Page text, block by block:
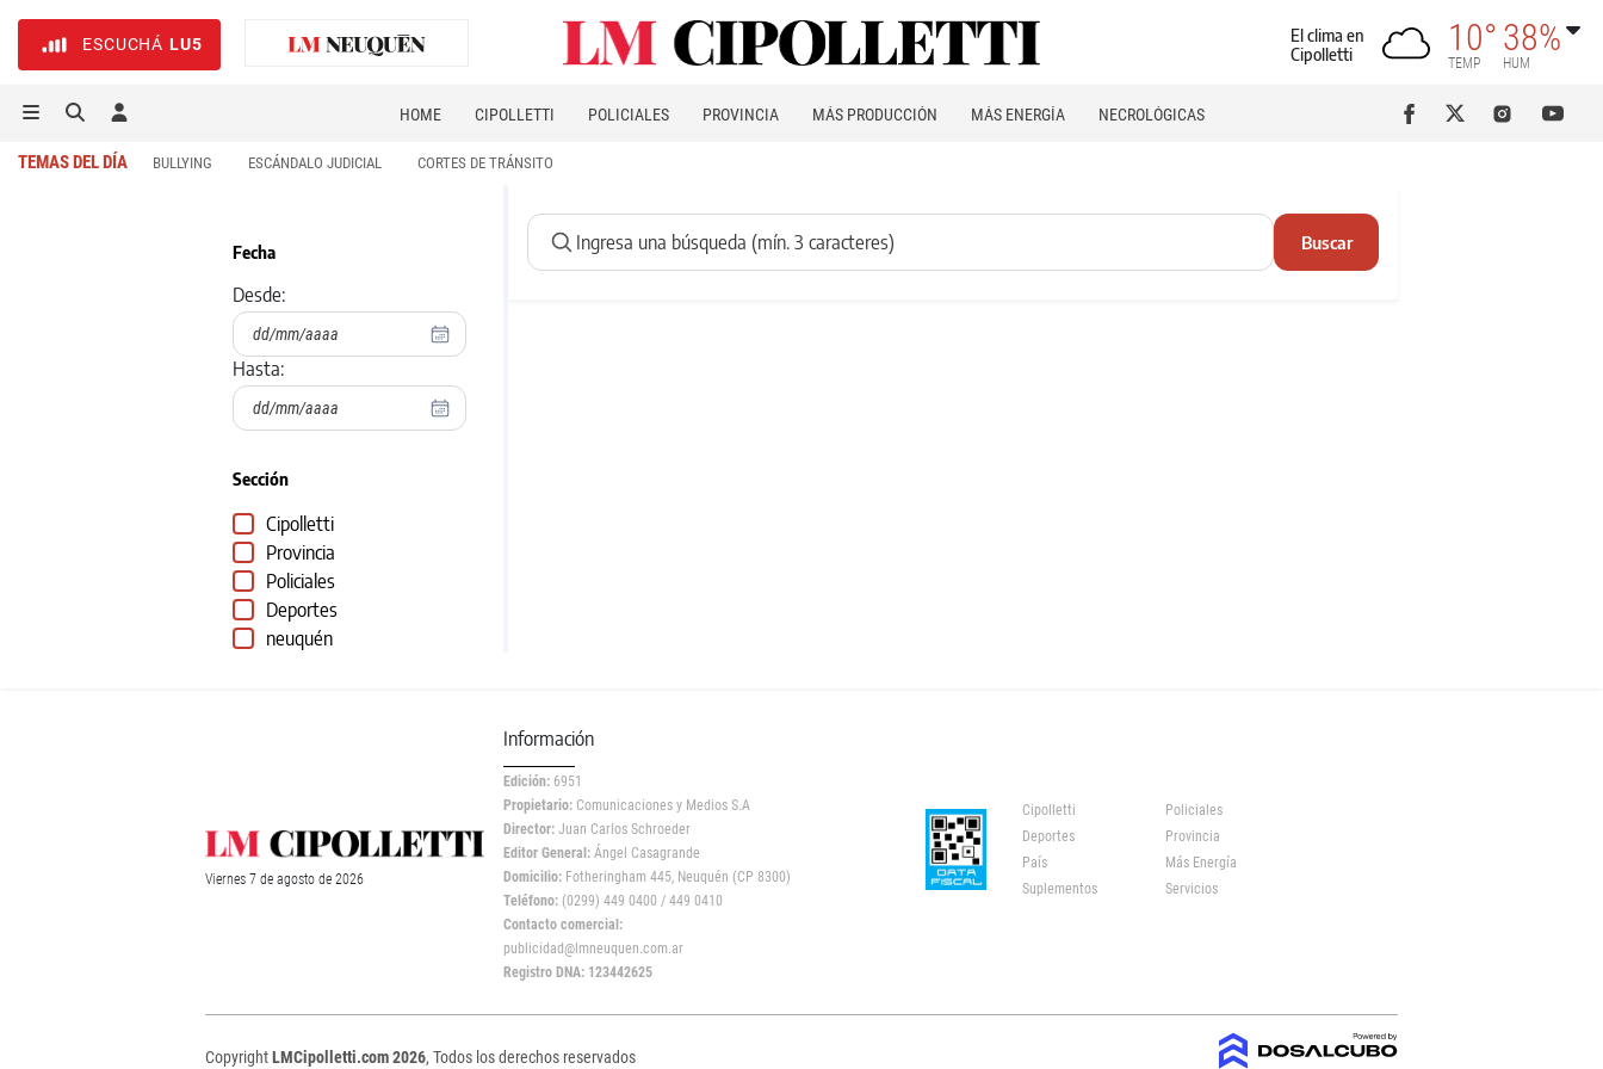
ESCUCHÁ LU5
El clima en
Cipolletti
10°
TEMP
38%
HUM
HOME CIPOLLETTI POLICIALES PROVINCIA MÁS PRODUCCIÓN MÁS ENERGÍA NECROLÓGICAS
TEMAS DEL DÍA BULLYING ESCÁNDALO JUDICIAL CORTES DE TRÁNSITO
Fecha
Desde:
Hasta:
Sección
Cipolletti
Provincia
Policiales
Deportes
neuquén
Buscar
Viernes 7 de agosto de 2026
Información
Edición: 6951
Propietario: Comunicaciones y Medios S.A
Director: Juan Carlos Schroeder
Editor General: Ángel Casagrande
Domicilio: Fotheringham 445, Neuquén (CP 8300)
Teléfono: (0299) 449 0400 / 449 0410
Contacto comercial:
publicidad@lmneuquen.com.ar
Registro DNA: 123442625
Cipolletti
Policiales
Deportes
Provincia
País
Más Energía
Suplementos
Servicios
CopyrightLMCipolletti.com 2026, Todos los derechos reservados